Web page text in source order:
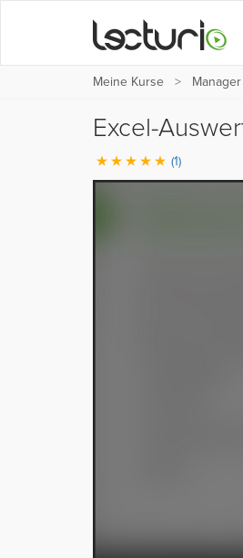
Meine Kurse
Excel-
(1)